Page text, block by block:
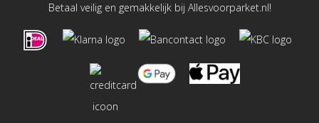
Betaal veilig en gemakkelijk bij Allesvoorparket.nl!